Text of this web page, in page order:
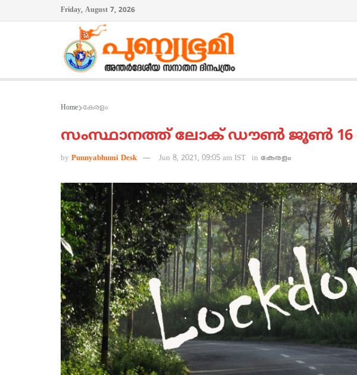
Friday, August 7, 2026
Home കേരളം
സംസ്ഥാനത്ത് ലോക് ഡൗണ്‍ ജൂണ്‍ 16
by Punnyabhumi Desk Jun 8, 2021, 09:05 am IST in കേരളം